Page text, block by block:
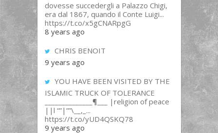
dovesse succedergli a Palazzo Chigi,
era dal 1867, quando il Conte Luigi...
https://t.co/x5gCNARpgG
8 years ago
CHRIS BENOIT
9 years ago
YOU HAVE BEEN VISITED BY THE
ISLAMIC TRUCK OF TOLERANCE
______________¶___ |religion of peace
||l “”|””\__,_...
https://t.co/yUD4QSKQ78
9 years ago